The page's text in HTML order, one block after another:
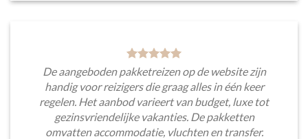
De aangeboden pakketreizen op de website zijn
handig voor reizigers die graag alles in één keer
regelen. Het aanbod varieert van budget, luxe tot
gezinsvriendelijke vakanties. De pakketten
omvatten accommodatie, vluchten en transfer.